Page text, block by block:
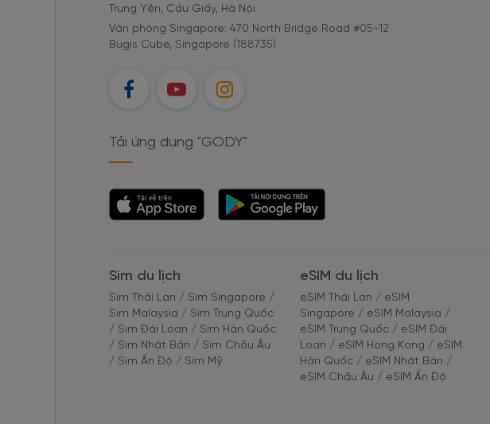
Trung Yên, Cầu Giấy, Hà Nội
Văn phòng Singapore: 470 North Bridge Road #05-12
Bugis Cube, Singapore (188735)
FB YT IG
Tải ứng dụng "GODY"
Tải ứng dụng Tải ứng dụng
Sim du lịch
Sim Thái Lan / Sim Singapore /
Sim Malaysia / Sim Trung Quốc
/ Sim Đài Loan / Sim Hàn Quốc
/ Sim Nhật Bản / Sim Châu Âu
/ Sim Ấn Độ / Sim Mỹ
eSIM du lịch
eSIM Thái Lan / eSIM
Singapore / eSIM Malaysia /
eSIM Trung Quốc / eSIM Đài
Loan / eSIM Hong Kong / eSIM
Hàn Quốc / eSIM Nhật Bản /
eSIM Châu Âu / eSIM Ấn Độ